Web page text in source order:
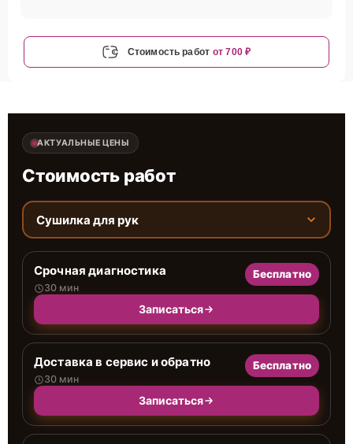
Стоимость работ от 700 ₽
АКТУАЛЬНЫЕ ЦЕНЫ
Стоимость работ
Сушилка для рук
Срочная диагностика
30 мин
Бесплатно
Записаться
Доставка в сервис и обратно
30 мин
Бесплатно
Записаться